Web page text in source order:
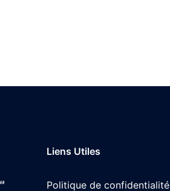
Liens Utiles
Politique de confidentialité